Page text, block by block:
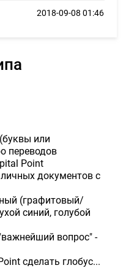
2018-09-08 01:46
или
переводов
Point
документов с
(графитовый/
синий, голубой
вопрос" -
сделать глобус...